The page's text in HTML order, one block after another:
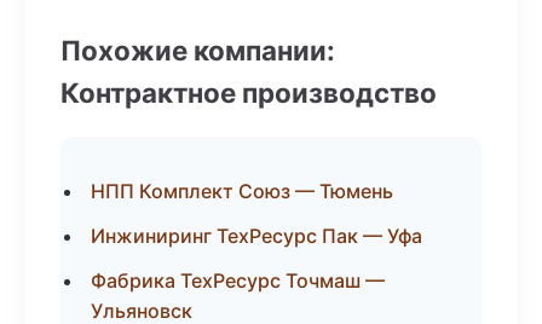
Похожие компании:
Контрактное производство
НПП Комплект Союз — Тюмень
Инжиниринг ТехРесурс Пак — Уфа
Фабрика ТехРесурс Точмаш —
Ульяновск